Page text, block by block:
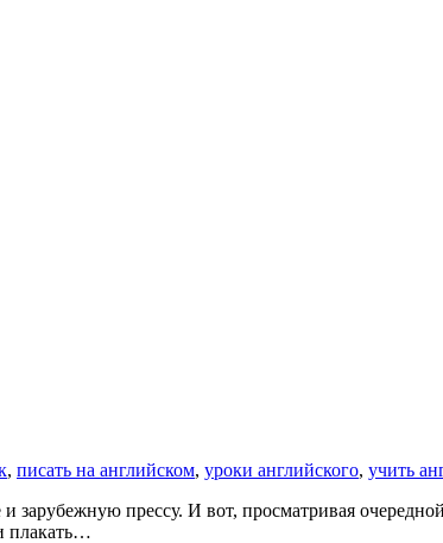
, писать на английском, уроки английского, учить
зарубежную прессу. И вот, просматривая
плакать…